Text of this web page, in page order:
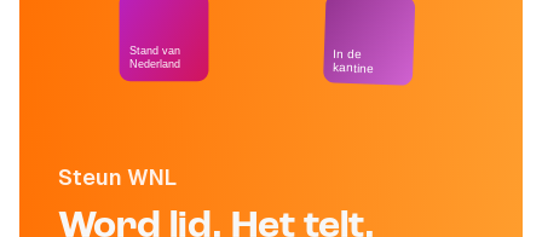
Steun WNL
Word lid. Het telt.
Stand van
Nederland
In de
kantine